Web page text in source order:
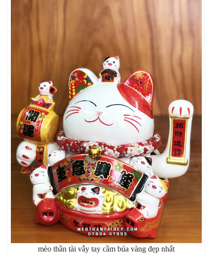
mèo thần tài vẫy tay cầm búa vàng đẹp nhất